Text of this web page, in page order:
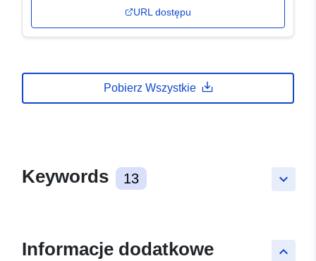
URL dostępu
Pobierz Wszystkie
keyboard_arrow_down
Keywords 13
keyboard_arrow_up
Informacje dodatkowe